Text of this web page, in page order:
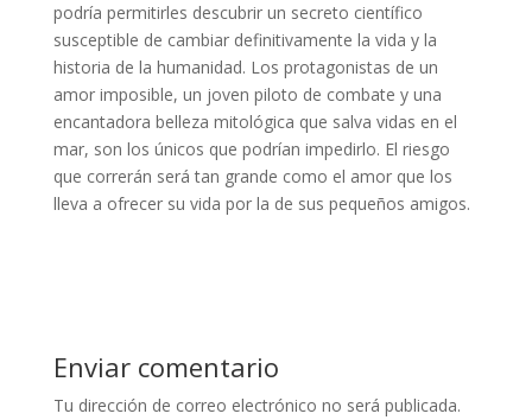
podría permitirles descubrir un secreto científico
susceptible de cambiar definitivamente la vida y la
historia de la humanidad. Los protagonistas de un
amor imposible, un joven piloto de combate y una
encantadora belleza mitológica que salva vidas en el
mar, son los únicos que podrían impedirlo. El riesgo
que correrán será tan grande como el amor que los
lleva a ofrecer su vida por la de sus pequeños amigos.
Enviar comentario
Tu dirección de correo electrónico no será publicada.